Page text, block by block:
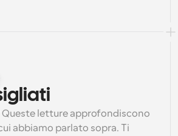
Queste letture approfondiscono
abbiamo parlato sopra. Ti